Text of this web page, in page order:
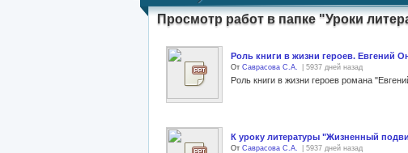
Просмотр работ в папке "Уроки
Роль книги в жизни героев. Евгений
От Саврасова С.А. | 5937 дней назад
Роль книги в жизни героев романа
К уроку литературы "Жизненный
От Саврасова С.А. | 5937 дней назад